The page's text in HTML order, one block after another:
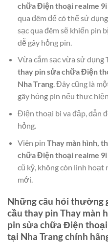
chữa Điện thoại realme
qua đêm để có thể sử
sạc qua đêm sẽ khiến pin
dễ gây hỏng pin.
Vừa cắm sạc vừa sử dụng
thay pin sửa chữa Điện
Nha Trang. Đây cũng là
gây hỏng pin nếu thực
Điện thoại bi va đập, dẫn
hỏng.
Viên pin Thay màn hình,
chữa Điện thoại realme
cũ kỹ, không còn linh
mới.
Những câu hỏi thường
cầu thay pin Thay màn
pin sửa chữa Điện
tại Nha Trangchính